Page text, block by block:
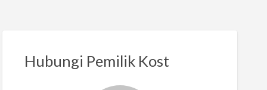
Hubungi Pemilik Kost